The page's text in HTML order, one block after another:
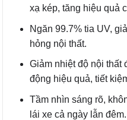
xạ kép, tăng hiệu quả
Ngăn 99.7% tia UV,
hỏng nội thất.
Giảm nhiệt độ nội thất
động hiệu quả, tiết
Tầm nhìn sáng rõ,
lái xe cả ngày lẫn đêm.